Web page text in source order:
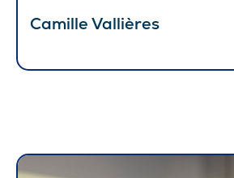
Camille Vallières